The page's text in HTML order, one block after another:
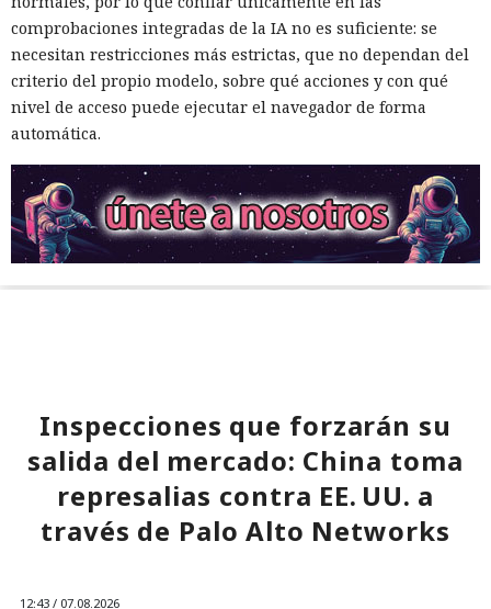
comprobaciones integradas de la IA no es suficiente: se
necesitan restricciones más estrictas, que no dependan del
criterio del propio modelo, sobre qué acciones y con qué
nivel de acceso puede ejecutar el navegador de forma
automática.
Inspecciones que forzarán su
salida del mercado: China toma
represalias contra EE. UU. a
través de Palo Alto Networks
12:43 / 07.08.2026